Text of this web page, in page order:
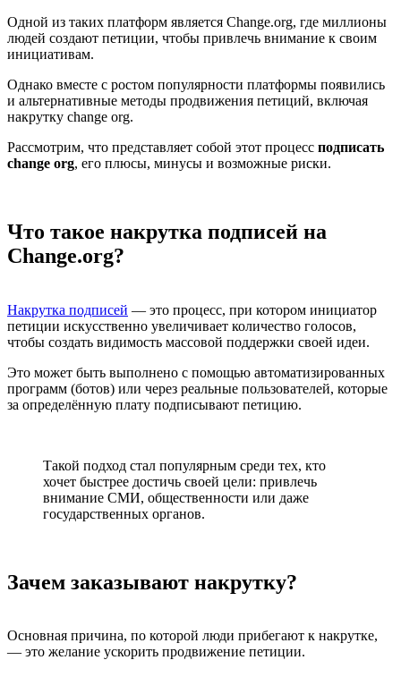
Одной из таких платформ является Change.org, где миллионы
людей создают петиции, чтобы привлечь внимание к своим
инициативам.
Однако вместе с ростом популярности платформы появились
и альтернативные методы продвижения петиций, включая
накрутку change org.
Рассмотрим, что представляет собой этот процесс подписать
change org, его плюсы, минусы и возможные риски.
Что такое накрутка подписей на
Change.org?
Накрутка подписей — это процесс, при котором инициатор
петиции искусственно увеличивает количество голосов,
чтобы создать видимость массовой поддержки своей идеи.
Это может быть выполнено с помощью автоматизированных
программ (ботов) или через реальные пользователей, которые
за определённую плату подписывают петицию.
Такой подход стал популярным среди тех, кто
хочет быстрее достичь своей цели: привлечь
внимание СМИ, общественности или даже
государственных органов.
Зачем заказывают накрутку?
Основная причина, по которой люди прибегают к накрутке,
— это желание ускорить продвижение петиции.